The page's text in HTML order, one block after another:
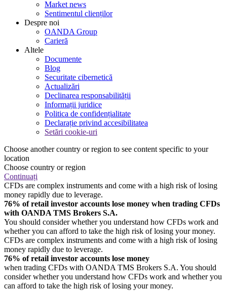
Market news
Sentimentul clienților
Despre noi
OANDA Group
Carieră
Altele
Documente
Blog
Securitate cibernetică
Actualizări
Declinarea responsabilității
Informații juridice
Politica de confidențialitate
Declarație privind accesibilitatea
Setări cookie-uri
Choose another country or region to see content specific to your
location
Choose country or region
Continuați
CFDs are complex instruments and come with a high risk of losing
money rapidly due to leverage.
76% of retail investor accounts lose money when trading CFDs
with OANDA TMS Brokers S.A.
You should consider whether you understand how CFDs work and
whether you can afford to take the high risk of losing your money.
CFDs are complex instruments and come with a high risk of losing
money rapidly due to leverage.
76% of retail investor accounts lose money
when trading CFDs with OANDA TMS Brokers S.A. You should
consider whether you understand how CFDs work and whether you
can afford to take the high risk of losing your money.